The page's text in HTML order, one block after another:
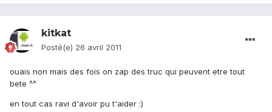
kitkat
Posté(e) 26 avril 2011
ouais non mais des fois on zap des truc qui peuvent etre tout
bete ^^
en tout cas ravi d'avoir pu t'aider :)